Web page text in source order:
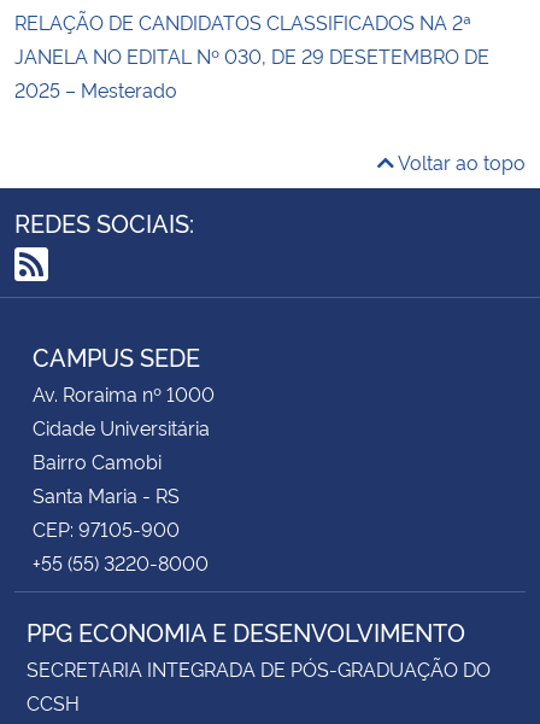
RELAÇÃO DE CANDIDATOS CLASSIFICADOS NA 2ª
JANELA NO EDITAL Nº 030, DE 29 DESETEMBRO DE
2025 – Mesterado
Voltar ao topo
REDES SOCIAIS:
RSS
CAMPUS SEDE
Av. Roraima nº 1000
Cidade Universitária
Bairro Camobi
Santa Maria - RS
CEP: 97105-900
+55 (55) 3220-8000
PPG ECONOMIA E DESENVOLVIMENTO
SECRETARIA INTEGRADA DE PÓS-GRADUAÇÃO DO
CCSH